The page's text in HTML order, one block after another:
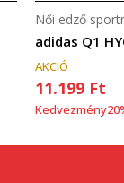
adidas Q1
Női edző
AKCIÓ
11.199 Ft
Kedvezmény20